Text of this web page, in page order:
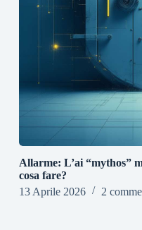
Allarme: L’ai “mythos”
cosa fare?
13 Aprile 2026
2